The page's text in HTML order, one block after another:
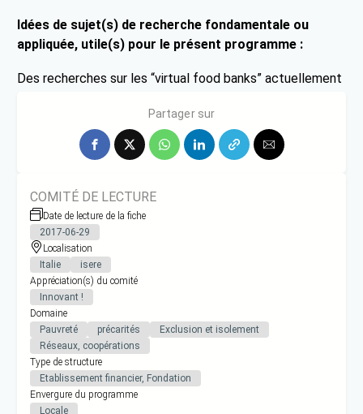
Idées de sujet(s) de recherche fondamentale ou
appliquée, utile(s) pour le présent programme :
Des recherches sur les “virtual food banks” actuellement
Partager sur
COMITÉ DE LECTURE
Date de lecture de la fiche
2017-06-29
Localisation
Italie
isere
Appréciation(s) du comité
Innovant !
Domaine
Pauvreté
précarités
Exclusion et isolement
Réseaux, coopérations
Type de structure
Etablissement financier, Fondation
Envergure du programme
Locale